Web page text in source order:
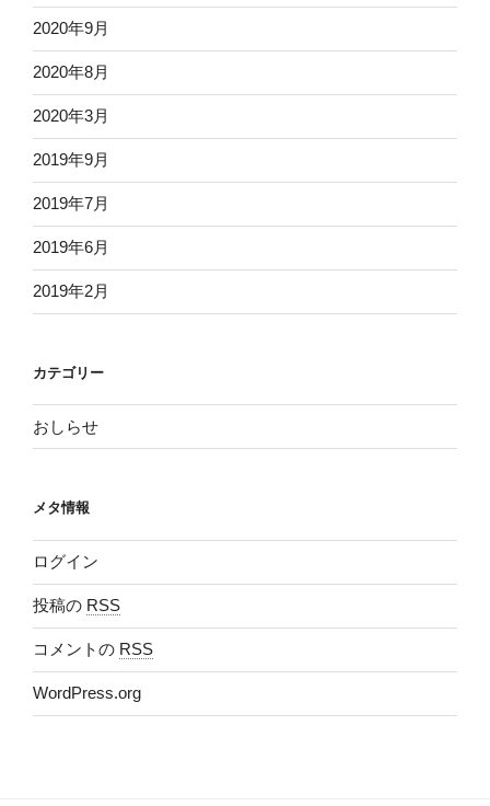
2020年9月
2020年8月
2020年3月
2019年9月
2019年7月
2019年6月
2019年2月
カテゴリー
おしらせ
メタ情報
ログイン
投稿の RSS
コメントの RSS
WordPress.org